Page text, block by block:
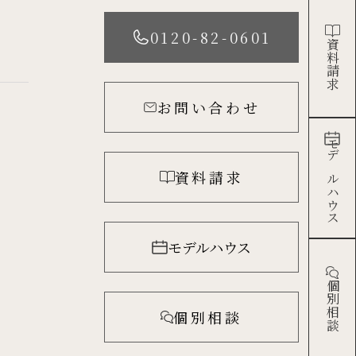
資料請求
モデルハウス
個別相談
0120-82-0601
お問い合わせ
資料請求
モデルハウス
個別相談